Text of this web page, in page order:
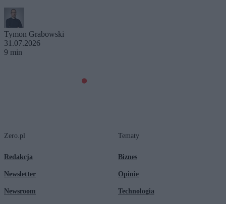
Tymon Grabowski
31.07.2026
9 min
Zero.pl
Redakcja
Newsletter
Newsroom
Tematy
Biznes
Opinie
Technologia